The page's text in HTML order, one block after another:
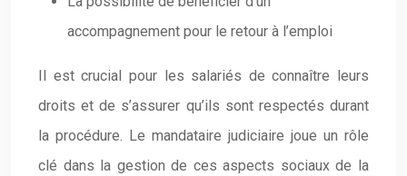
accompagnement pour le retour à l’emploi
Il est crucial pour les salariés de connaître leurs
droits et de s’assurer qu’ils sont respectés durant
la procédure. Le mandataire judiciaire joue un rôle
clé dans la gestion de ces aspects sociaux de la